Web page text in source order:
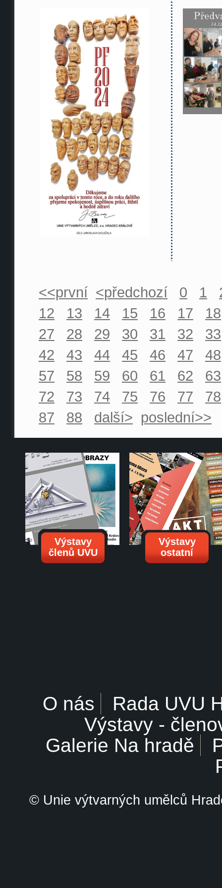
<<první <předchozí 0 1
12
13 14 15 16 17
18
27
28 29 30 31 32
33
42
43 44 45 46 47
48
57
58 59 60 61 62
63
72
73 74 75 76 77
78
87
88 další> poslední>>
Výstavy
členů UVU
Výstavy
ostatní
O nás
Rada UVU
Výstavy -
Galerie Na hradě
© Unie výtvarných umělců